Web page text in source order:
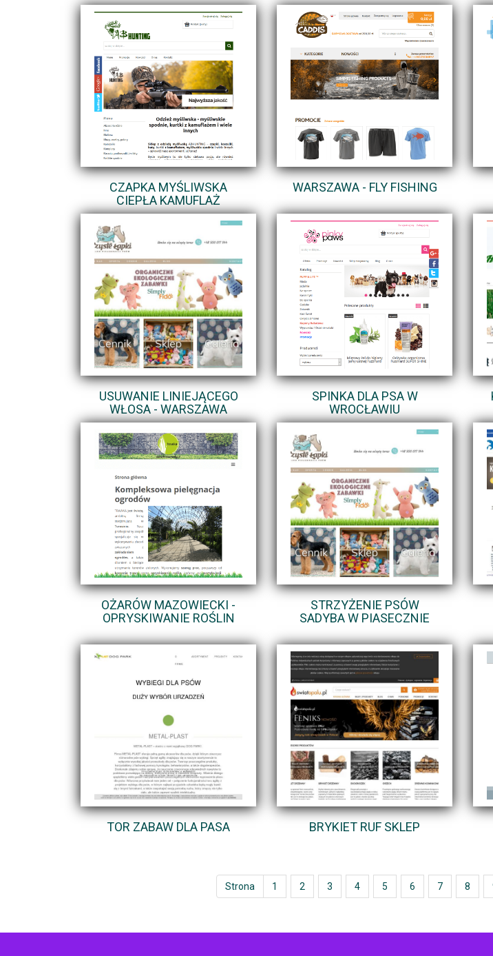
CZAPKA MYŚLIWSKA
CIEPŁA KAMUFLAŻ
WARSZAWA - FLY FISHING
USUWANIE LINIEJĄCEGO
WŁOSA - WARSZAWA
SPINKA DLA PSA W
WROCŁAWIU
OŻARÓW MAZOWIECKI -
OPRYSKIWANIE ROŚLIN
STRZYŻENIE PSÓW
SADYBA W PIASECZNIE
TOR ZABAW DLA PASA BRYKIET RUF SKLEP
Strona 1 2 3 4 5 6 7 8